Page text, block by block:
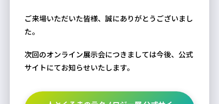
ご来場いただいた皆様、誠にありがとうございまし
た。
次回のオンライン展示会につきましては今後、公式
サイトにてお知らせいたします。